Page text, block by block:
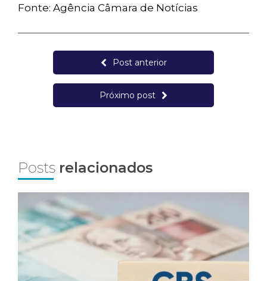
Fonte: Agência Câmara de Notícias
Post anterior
Próximo post
Posts relacionados